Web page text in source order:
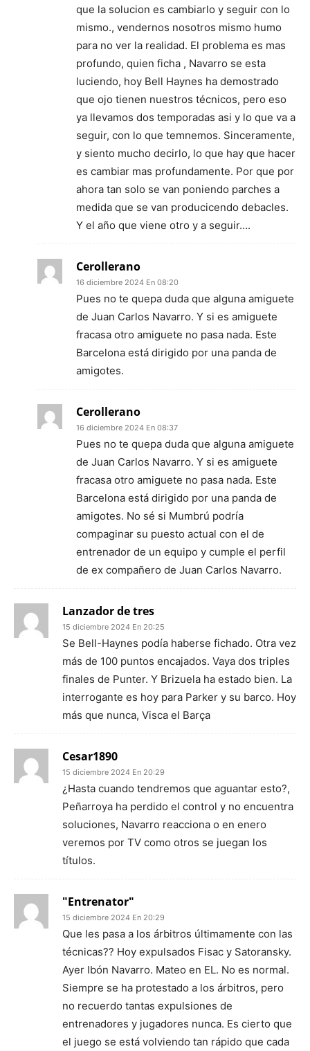
que la solucion es cambiarlo y seguir con lo
mismo., vendernos nosotros mismo humo
para no ver la realidad. El problema es mas
profundo, quien ficha , Navarro se esta
luciendo, hoy Bell Haynes ha demostrado
que ojo tienen nuestros técnicos, pero eso
ya llevamos dos temporadas asi y lo que va a
seguir, con lo que temnemos. Sinceramente,
y siento mucho decirlo, lo que hay que hacer
es cambiar mas profundamente. Por que por
ahora tan solo se van poniendo parches a
medida que se van producicendo debacles.
Y el año que viene otro y a seguir….
Cerollerano
16 diciembre 2024 En 08:20
Pues no te quepa duda que alguna amiguete
de Juan Carlos Navarro. Y si es amiguete
fracasa otro amiguete no pasa nada. Este
Barcelona está dirigido por una panda de
amigotes.
Cerollerano
16 diciembre 2024 En 08:37
Pues no te quepa duda que alguna amiguete
de Juan Carlos Navarro. Y si es amiguete
fracasa otro amiguete no pasa nada. Este
Barcelona está dirigido por una panda de
amigotes. No sé si Mumbrú podría
compaginar su puesto actual con el de
entrenador de un equipo y cumple el perfil
de ex compañero de Juan Carlos Navarro.
Lanzador de tres
15 diciembre 2024 En 20:25
Se Bell-Haynes podía haberse fichado. Otra vez
más de 100 puntos encajados. Vaya dos triples
finales de Punter. Y Brizuela ha estado bien. La
interrogante es hoy para Parker y su barco. Hoy
más que nunca, Visca el Barça
Cesar1890
15 diciembre 2024 En 20:29
¿Hasta cuando tendremos que aguantar esto?,
Peñarroya ha perdido el control y no encuentra
soluciones, Navarro reacciona o en enero
veremos por TV como otros se juegan los
títulos.
"Entrenator"
15 diciembre 2024 En 20:29
Que les pasa a los árbitros últimamente con las
técnicas?? Hoy expulsados Fisac y Satoransky.
Ayer Ibón Navarro. Mateo en EL. No es normal.
Siempre se ha protestado a los árbitros, pero
no recuerdo tantas expulsiones de
entrenadores y jugadores nunca. Es cierto que
el juego se está volviendo tan rápido que cada